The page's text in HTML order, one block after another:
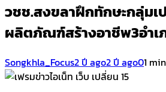
วชช.สงขลาฝึกทักษะ​กลุ่มเ
ผลิตภัณฑ์สร้างอาชีพ3อำเ
Songkhla_Focus2 ปี ago2 ปี ago01